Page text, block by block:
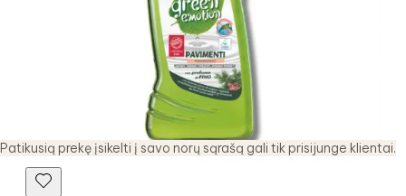
Patikusią prekę įsikelti į savo norų sąrašą gali tik prisijunge klientai.